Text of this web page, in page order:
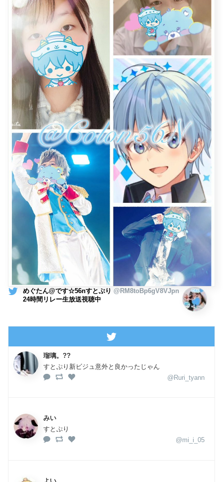
めぐたん@です☆56nすとぷり
24時間リレー生放送視聴中
@RM8toBp6gV8VJpn
瑠璃。??
すとぷり新ビジュ意外と良かったじゃん
@Ruri_tyann
みい
すとぷり
@mi_i_05